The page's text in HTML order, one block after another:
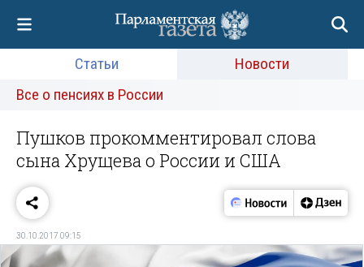
Статьи
Новости
Все о пенсиях в России
Пушков прокомментировал слова
сына Хрущева о России и США
30.10.2017 09:15